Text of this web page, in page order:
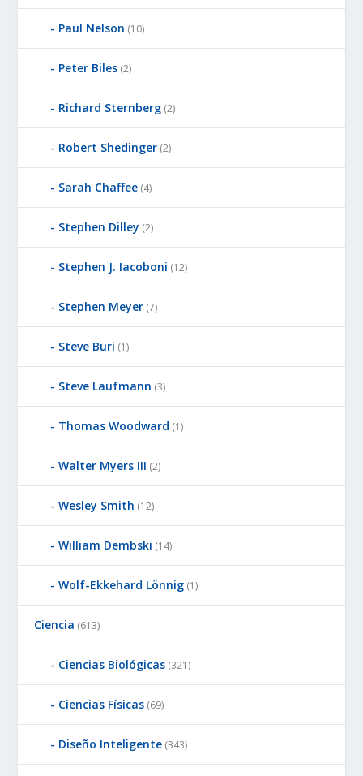
Paul Nelson (10)
Peter Biles (2)
Richard Sternberg (2)
Robert Shedinger (2)
Sarah Chaffee (4)
Stephen Dilley (2)
Stephen J. Iacoboni (12)
Stephen Meyer (7)
Steve Buri (1)
Steve Laufmann (3)
Thomas Woodward (1)
Walter Myers III (2)
Wesley Smith (12)
William Dembski (14)
Wolf-Ekkehard Lönnig (1)
Ciencia (613)
Ciencias Biológicas (321)
Ciencias Físicas (69)
Diseño Inteligente (343)